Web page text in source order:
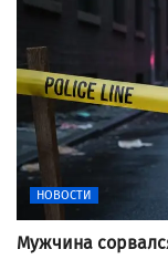
НОВОСТИ
Мужчина